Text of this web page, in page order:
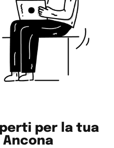
per la tua
Ancona